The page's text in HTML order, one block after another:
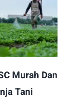
Murah Dan
Tani